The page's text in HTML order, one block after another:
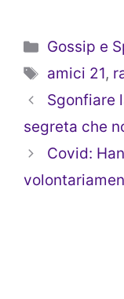
Categorie
Gossip e
Tag
amici 21,
Sgonfiare
segreta che
Covid: